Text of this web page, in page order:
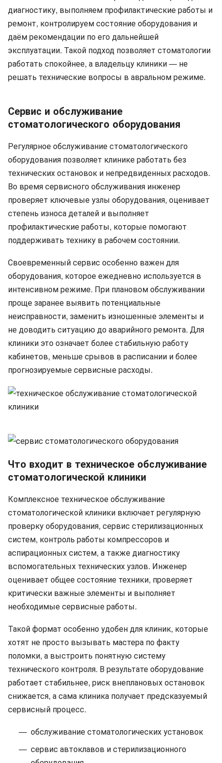
диагностику, выполняем профилактические работы и
ремонт, контролируем состояние оборудования и
даём рекомендации по его дальнейшей
эксплуатации. Такой подход позволяет стоматологии
работать спокойнее, а владельцу клиники — не
решать технические вопросы в авральном режиме.
Сервис и обслуживание
стоматологического оборудования
Регулярное обслуживание стоматологического
оборудования позволяет клинике работать без
технических остановок и непредвиденных расходов.
Во время сервисного обслуживания инженер
проверяет ключевые узлы оборудования, оценивает
степень износа деталей и выполняет
профилактические работы, которые помогают
поддерживать технику в рабочем состоянии.
Своевременный сервис особенно важен для
оборудования, которое ежедневно используется в
интенсивном режиме. При плановом обслуживании
проще заранее выявить потенциальные
неисправности, заменить изношенные элементы и
не доводить ситуацию до аварийного ремонта. Для
клиники это означает более стабильную работу
кабинетов, меньше срывов в расписании и более
прогнозируемые сервисные расходы.
Что входит в техническое обслуживание
стоматологической клиники
Комплексное техническое обслуживание
стоматологической клиники включает регулярную
проверку оборудования, сервис стерилизационных
систем, контроль работы компрессоров и
аспирационных систем, а также диагностику
вспомогательных технических узлов. Инженер
оценивает общее состояние техники, проверяет
критически важные элементы и выполняет
необходимые сервисные работы.
Такой формат особенно удобен для клиник, которые
хотят не просто вызывать мастера по факту
поломки, а выстроить понятную систему
технического контроля. В результате оборудование
работает стабильнее, риск внеплановых остановок
снижается, а сама клиника получает предсказуемый
сервисный процесс.
обслуживание стоматологических установок
сервис автоклавов и стерилизационного